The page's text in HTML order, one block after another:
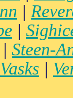
|
|
| Steen-
Vasks |